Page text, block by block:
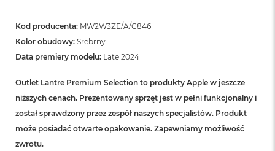
Kod producenta: MW2W3ZE/A/C846
Kolor obudowy: Srebrny
Data premiery modelu: Late 2024
Outlet Lantre Premium Selection to produkty Apple w jeszcze
niższych cenach. Prezentowany sprzęt jest w pełni funkcjonalny i
został sprawdzony przez zespół naszych specjalistów. Produkt
może posiadać otwarte opakowanie. Zapewniamy możliwość
zwrotu.